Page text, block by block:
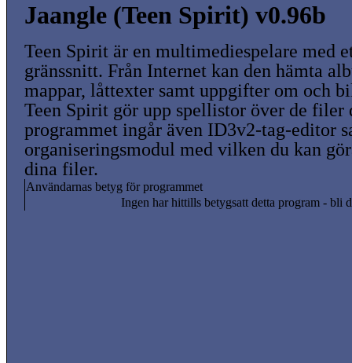
Jaangle (Teen Spirit) v0.96b
Teen Spirit är en multimediespelare med
gränssnitt. Från Internet kan den hämta
mappar, låttexter samt uppgifter om och
Teen Spirit gör upp spellistor över de filer
programmet ingår även ID3v2-tag-editor
organiseringsmodul med vilken du kan
dina filer.
Användarnas betyg för programmet
Ingen har hittills betygsatt detta program - bli